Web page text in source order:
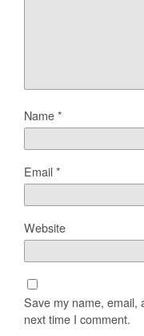
Name*
Email*
Website
Save my name, email,
next time I comment.